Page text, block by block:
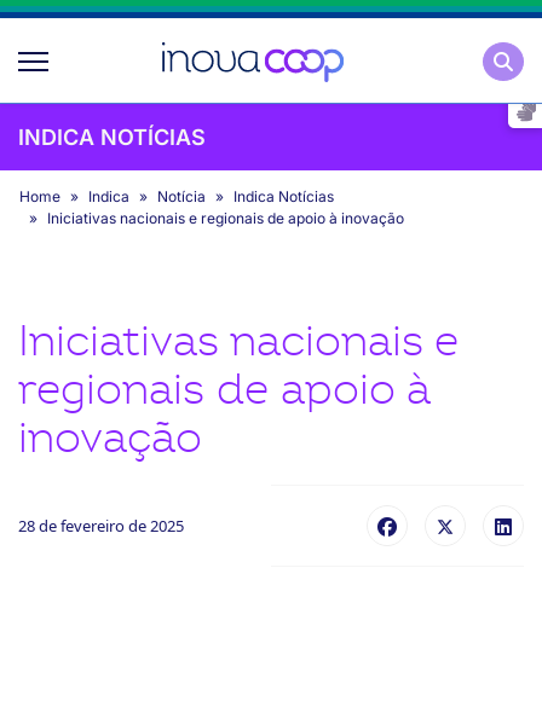
INDICA NOTÍCIAS
Home Indica Notícia
Indica Notícias
Iniciativas nacionais e regionais de apoio à inovação
Iniciativas nacionais e
regionais de apoio à
inovação
28 de fevereiro de 2025